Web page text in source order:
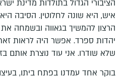
הציבורי הגדול בתולדות מדינת
איש, היא שונה לחלוטין. הסיבה
הרצון להמשיך בגאווה ובשמחה
יהדות ספרד. אפשר היה לראות
שלא שודרו. אני עוד נוצרת אותם
בוקר אחד עמדנו בפתח ביתו,